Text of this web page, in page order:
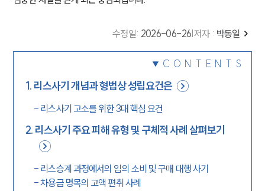
수정일: 2026-06-26 저자 : 박동일
CONTENTS
1. 리스사기 개념과 형법상 성립요건은
- 리스사기 고소를 위한 3대 핵심 요건
2. 리스사기 주요 피해 유형 및 구체적 사례 살펴보기
- 리스승계 과정에서의 임의 소비 및 구매 대행 사기
-차용금 명목의 고액 편취 사례